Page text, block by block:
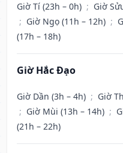
Giờ Tí (23h – 0h) ; Giờ
; Giờ Ngọ (11h – 12h) ;
(17h – 18h)
Giờ Hắc Đạo
Giờ Dần (3h – 4h) ; Giờ
; Giờ Mùi (13h – 14h) ;
(21h – 22h)